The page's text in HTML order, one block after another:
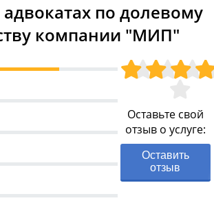
по долевому
компании "МИП"
Оставьте свой
отзыв о услуге:
Оставить
отзыв